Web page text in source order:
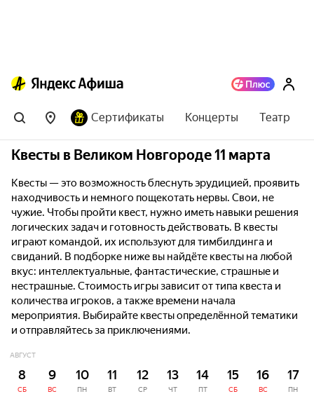
Сертификаты Концерты Театр
Квесты в Великом Новгороде 11 марта
Квесты — это возможность блеснуть эрудицией, проявить
находчивость и немного пощекотать нервы. Свои, не
чужие. Чтобы пройти квест, нужно иметь навыки решения
логических задач и готовность действовать. В квесты
играют командой, их используют для тимбилдинга и
свиданий. В подборке ниже вы найдёте квесты на любой
вкус: интеллектуальные, фантастические, страшные и
нестрашные. Стоимость игры зависит от типа квеста и
количества игроков, а также времени начала
мероприятия. Выбирайте квесты определённой тематики
и отправляйтесь за приключениями.
АВГУСТ
8
СБ
9
ВС
10
ПН
11
ВТ
12
СР
13
ЧТ
14
ПТ
15
СБ
16
ВС
17
ПН